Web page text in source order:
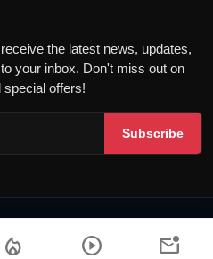
the latest news, updates,
your inbox. Don't miss out on
special offers!
Subscribe
नियम और शर्तें पीआर न्यूज़वायर
local_fire_department play_circle mark_email_unread